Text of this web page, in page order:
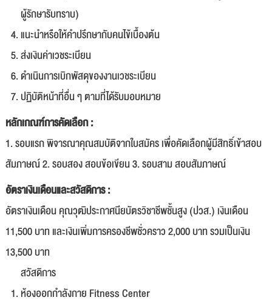
ผู้รักษารับทราบ)
แนะนำหรือให้คำปรึกษากับคนไข้เบื้องต้น
ส่งเงินค่าเวชระเบียน
ดำเนินการเบิกพัสดุของงานเวชระเบียน
ปฏิบัติหน้าที่อื่น ๆ ตามที่ได้รับมอบหมาย
หลักเกณฑ์การคัดเลือก :
1. รอบแรก พิจารณาคุณสมบัติจากใบสมัคร เพื่อคัดเลือกผู้มีสิทธิ์เข้าสอบ
สัมภาษณ์ 2. รอบสอง สอบข้อเขียน 3. รอบสาม สอบสัมภาษณ์
อัตราเงินเดือนและสวัสดิการ :
อัตราเงินเดือน คุณวุฒิประกาศนียบัตรวิชาชีพชั้นสูง (ปวส.) เงินเดือน
11,500 บาท และเงินเพิ่มการครองชีพชั่วคราว 2,000 บาท รวมเป็นเงิน
13,500 บาท
สวัสดิการ
ห้องออกกำลังกาย Fitness Center